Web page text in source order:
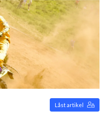
Låst artikel